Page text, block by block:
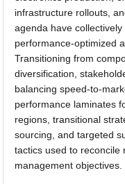
infrastructure rollouts,
agenda have
performance-optimized
Transitioning from
diversification,
balancing speed-to-
performance laminates
regions, transitional
sourcing, and targeted
tactics used to reconcile
management objectives.